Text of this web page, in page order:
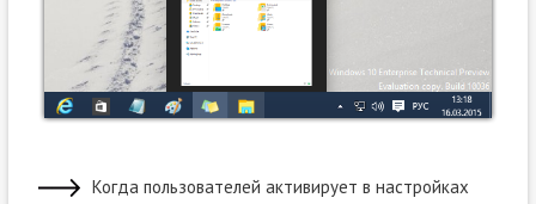
Когда пользователей активирует в настройках